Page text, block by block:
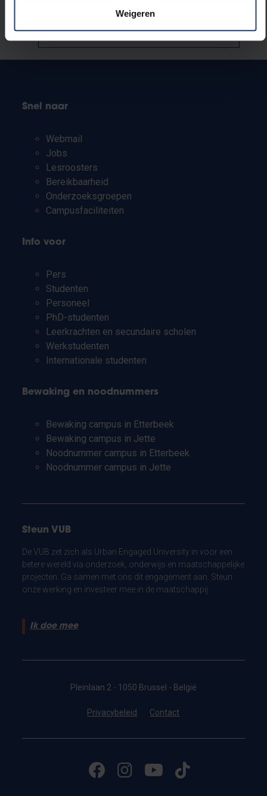
Weigeren
Snel naar
Webmail
Jobs
Lesroosters
Bereikbaarheid
Onderzoeksgroepen
Campusfaciliteiten
Info voor
Pers
Studenten
Personeel
PhD-studenten
Leerkrachten en secundaire scholen
Werkstudenten
Internationale studenten
Bewaking en noodnummers
Bewaking campus in Etterbeek
Bewaking campus in Jette
Noodnummer campus in Etterbeek
Noodnummer campus in Jette
Steun VUB
De VUB zet zich als Urban Engaged University in voor een
betere wereld via onderzoek, onderwijs en maatschappelijke
projecten. Ga samen met ons dit engagement aan. Steun
onze werking en investeer mee in de maatschappij.
Ik doe mee
Pleinlaan 2 - 1050 Brussel - België
Privacybeleid Contact